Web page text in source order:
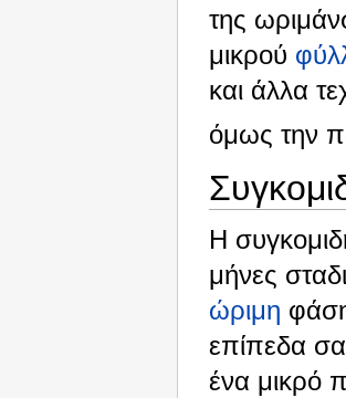
της
μικρού
και άλλα
όμως την
Η
μήνες
ώριμη
επίπεδα
ένα μικρό